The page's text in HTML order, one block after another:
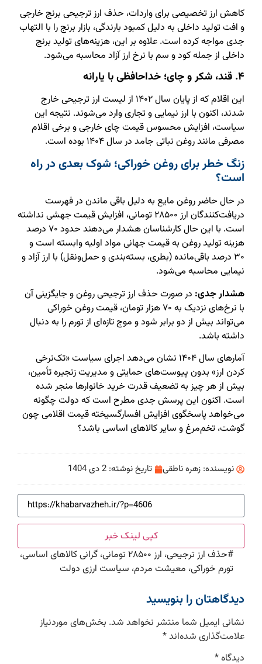
کاهش ارز تخصیصی برای واردات، حذف ارز ترجیحی برنج خارجی
و افت تولید داخلی به دلیل کمبود بارندگی، بازار برنج را با التهاب
جدی مواجه کرده است. علاوه بر این، هزینه‌های تولید برنج
داخلی از جمله کود و سم با نرخ ارز آزاد محاسبه می‌شود.
۴. قند، شکر و چای؛ خداحافظی با یارانه
این اقلام که از پایان سال ۱۴۰۲ از لیست ارز ترجیحی خارج
شدند، اکنون با ارز نیمایی و تجاری وارد می‌شوند. نتیجه این
سیاست، افزایش محسوس قیمت چای خارجی و برخی اقلام
مصرفی مانند روغن نباتی جامد در سال ۱۴۰۴ بوده است.
زنگ خطر برای روغن خوراکی؛ شوک بعدی در راه
است؟
در حال حاضر روغن مایع به دلیل باقی ماندن در فهرست
دریافت‌کنندگان ارز ۲۸۵۰۰ تومانی، افزایش قیمت جهشی نداشته
است. با این حال کارشناسان هشدار می‌دهند حدود ۷۰ درصد
هزینه تولید روغن به قیمت جهانی مواد اولیه وابسته است و
۳۰ درصد باقی‌مانده (بطری، بسته‌بندی و حمل‌ونقل) با ارز آزاد و
نیمایی محاسبه می‌شود.
هشدار جدی: در صورت حذف ارز ترجیحی روغن و جایگزینی آن
با نرخ‌های نزدیک به ۷۰ هزار تومان، قیمت روغن خوراکی
می‌تواند بیش از دو برابر شود و موج تازه‌ای از تورم را به دنبال
داشته باشد.
آمارهای سال ۱۴۰۴ نشان می‌دهد اجرای سیاست «تک‌نرخی
کردن ارز» بدون پیوست‌های حمایتی و مدیریت زنجیره تأمین،
بیش از هر چیز به تضعیف قدرت خرید خانوارها منجر شده
است. اکنون این پرسش جدی مطرح است که دولت چگونه
می‌خواهد پاسخگوی افزایش افسارگسیخته قیمت اقلامی چون
گوشت، تخم‌مرغ و سایر کالاهای اساسی باشد؟
نویسنده: زهره ناطقی تاریخ نوشته: 2 دی 1404
کپی لینک خبر
#
حذف ارز ترجیحی، ارز ۲۸۵۰۰ تومانی، گرانی کالاهای اساسی،
تورم خوراکی، معیشت مردم، سیاست ارزی دولت
دیدگاهتان را بنویسید
نشانی ایمیل شما منتشر نخواهد شد. بخش‌های موردنیاز
علامت‌گذاری شده‌اند*
دیدگاه*